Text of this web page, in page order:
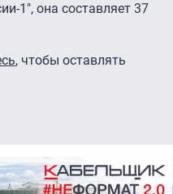
1", она составляет 37
, чтобы оставлять